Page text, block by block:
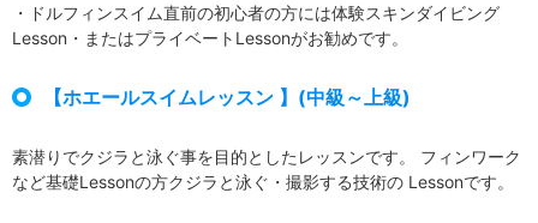
・ドルフィンスイム直前の初心者の方には体験スキンダイビング
Lesson・またはプライベートLessonがお勧めです。
【ホエールスイムレッスン 】(中級～上級)
素潜りでクジラと泳ぐ事を目的としたレッスンです。 フィンワーク
など基礎Lessonの方クジラと泳ぐ・撮影する技術の Lessonです。